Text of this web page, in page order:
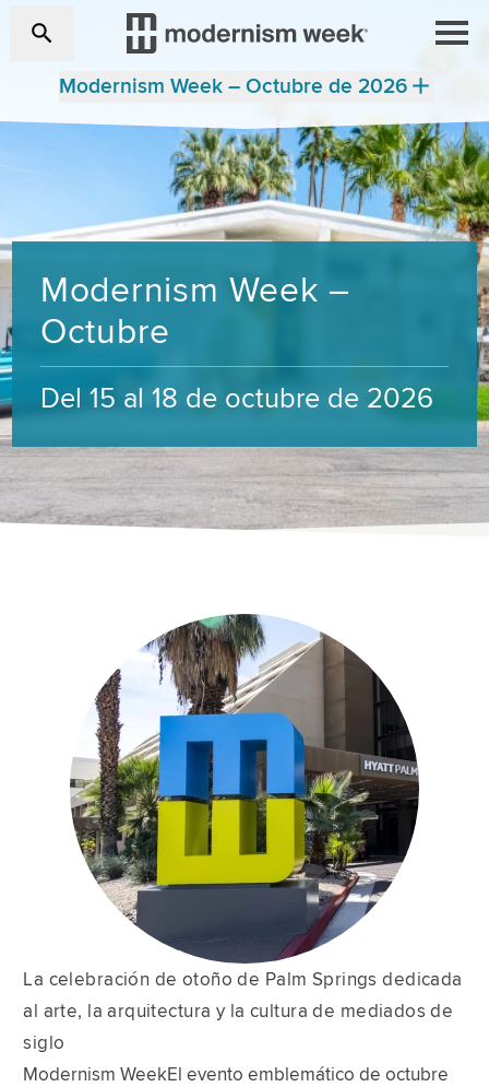
Modernism Week – Octubre de 2026
Modernism Week –
Octubre
Del 15 al 18 de octubre de 2026
La celebración de otoño de Palm Springs dedicada
al arte, la arquitectura y la cultura de mediados de
siglo
Modernism WeekEl evento emblemático de octubre